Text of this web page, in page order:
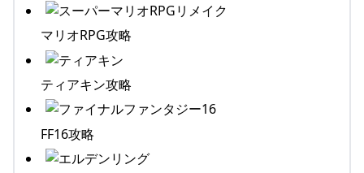
マリオRPG攻略
ティアキン攻略
FF16攻略